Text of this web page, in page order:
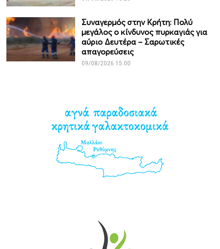
Συναγερμός στην Κρήτη: Πολύ
μεγάλος ο κίνδυνος πυρκαγιάς για
αύριο Δευτέρα – Σαρωτικές
απαγορεύσεις
09/08/2026 15:00